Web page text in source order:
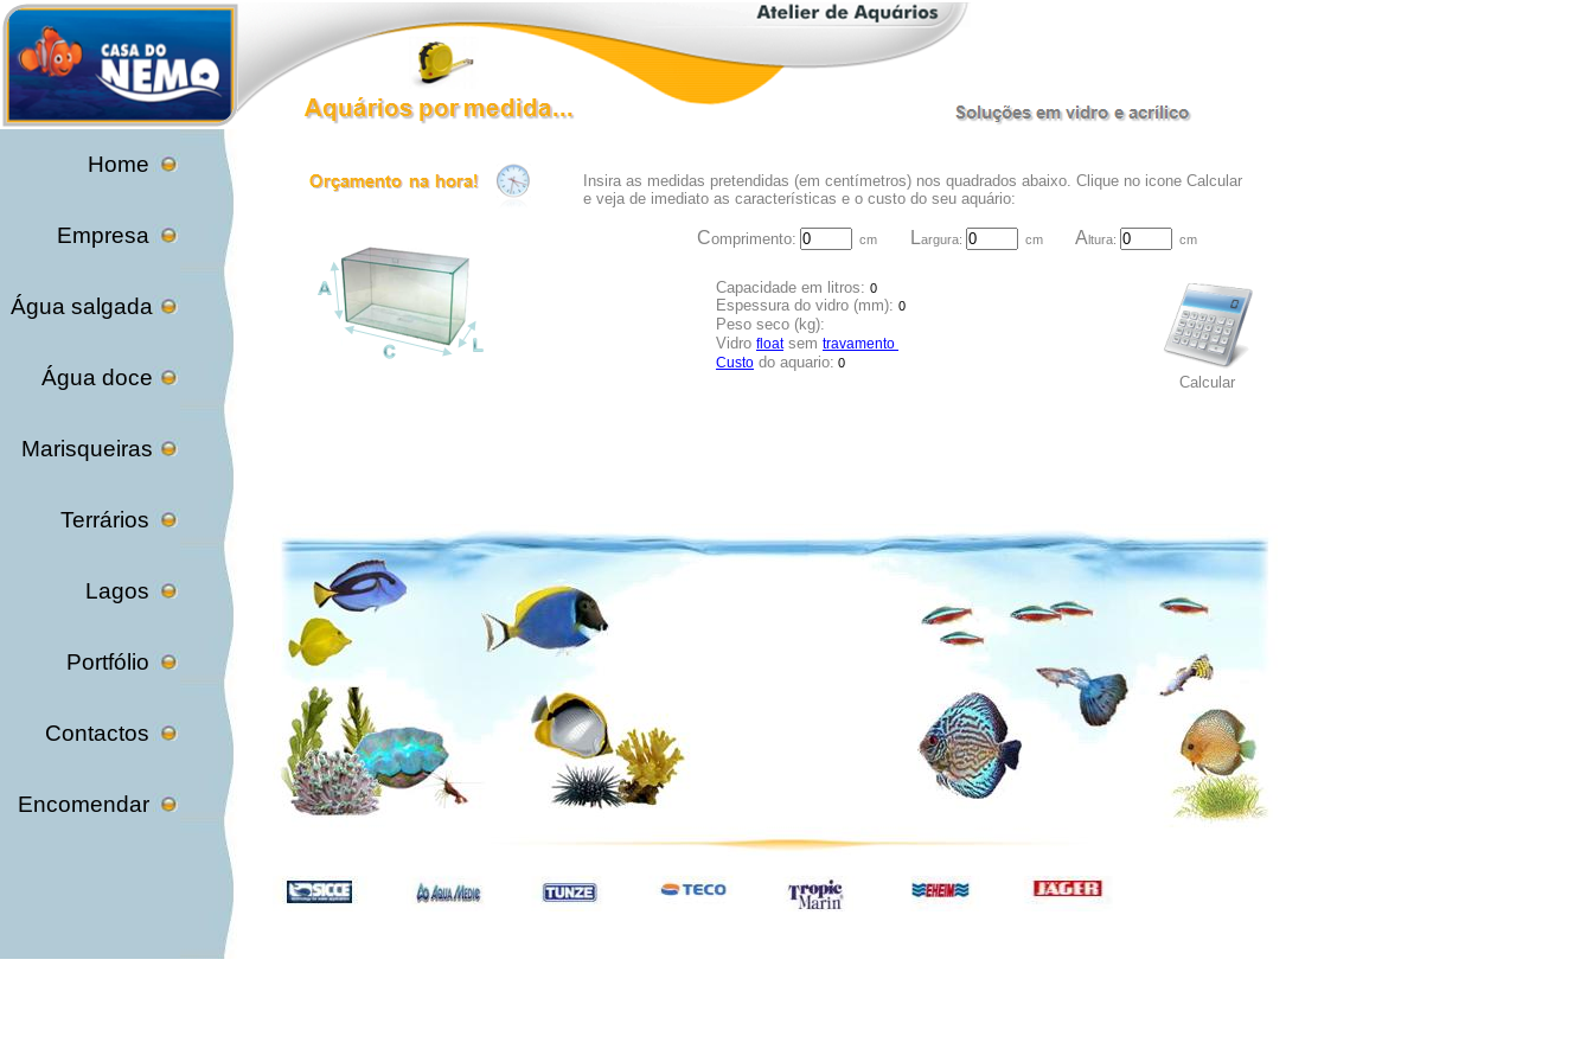
Home
Empresa
Água salgada
Água doce
Marisqueiras
Terrários
Lagos
Portfólio
Contactos
Encomendar
Insira as medidas pretendidas (em centímetros) nos quadrados abaixo. Clique no icone Calcular
e veja de imediato as características e o custo do seu aquário:
Comprimento: cm Largura: cm Altura: cm
Capacidade em litros: 0
Calcular
Espessura do vidro (mm): 0
Peso seco (kg):
Vidro float sem travamento
Custo do aquario: 0